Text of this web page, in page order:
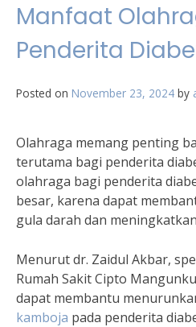
Manfaat
Penderita
Posted on November 23, 2024 by
Olahraga memang penting
terutama bagi penderita
olahraga bagi penderita
besar, karena dapat
gula darah dan
Menurut dr. Zaidul Akbar,
Rumah Sakit Cipto
dapat membantu
kamboja pada penderita